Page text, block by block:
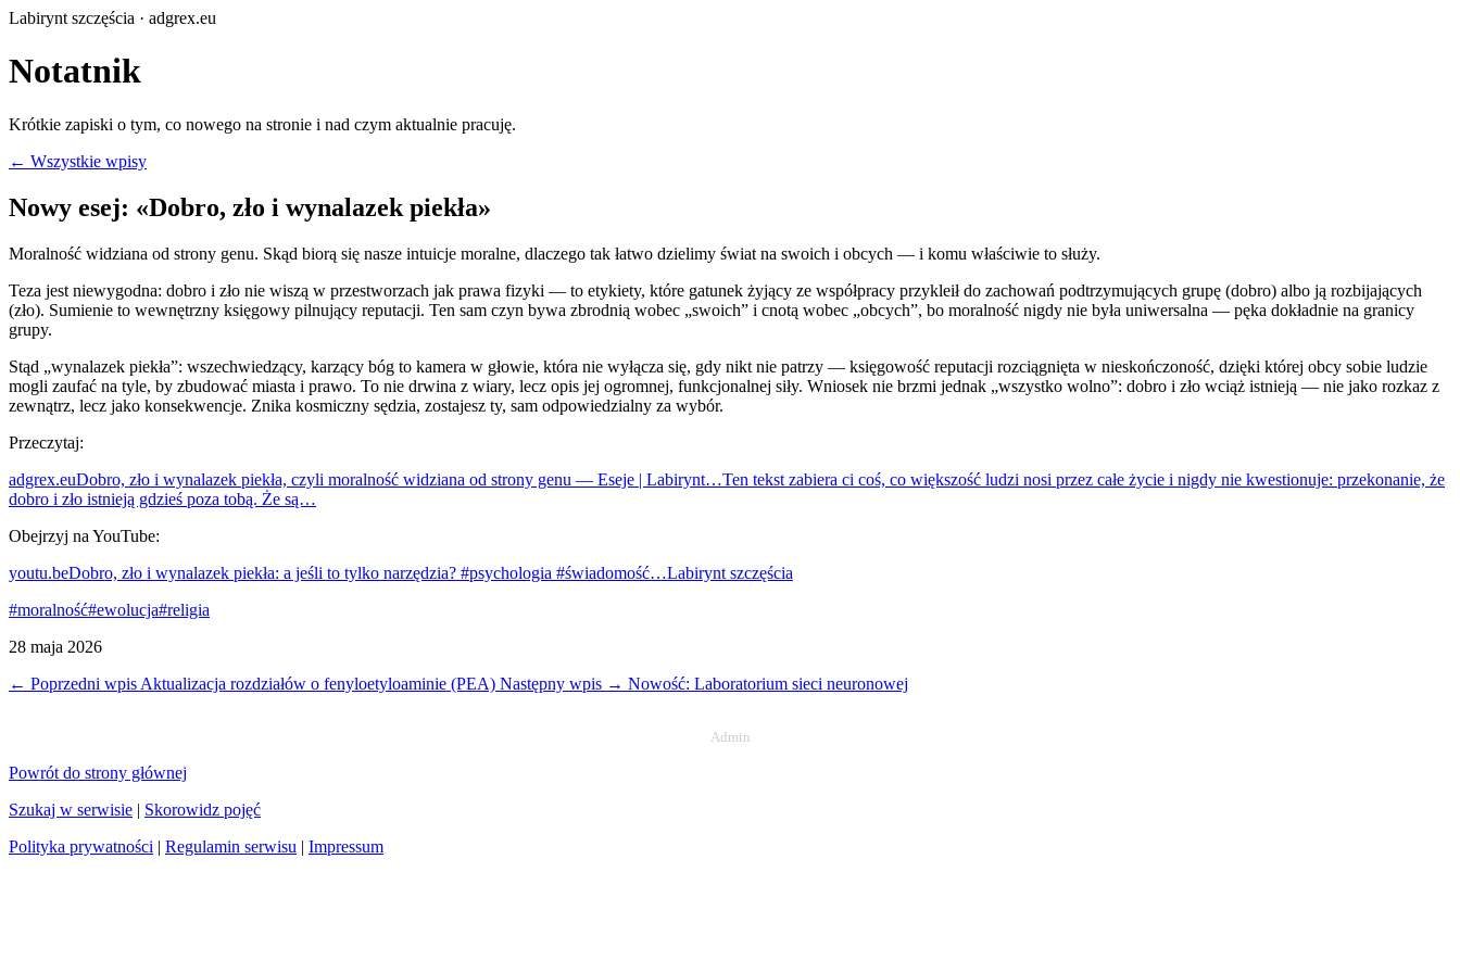
Labirynt szczęścia · adgrex.eu
Notatnik
Krótkie zapiski o tym, co nowego na stronie i nad czym aktualnie pracuję.
← Wszystkie wpisy
Nowy esej: «Dobro, zło i wynalazek piekła»
Moralność widziana od strony genu. Skąd biorą się nasze intuicje moralne, dlaczego tak łatwo dzielimy świat na swoich i obcych — i komu właściwie to służy.
Teza jest niewygodna: dobro i zło nie wiszą w przestworzach jak prawa fizyki — to etykiety, które gatunek żyjący ze współpracy przykleił do zachowań podtrzymujących grupę (dobro) albo ją rozbijających
(zło). Sumienie to wewnętrzny księgowy pilnujący reputacji. Ten sam czyn bywa zbrodnią wobec „swoich” i cnotą wobec „obcych”, bo moralność nigdy nie była uniwersalna — pęka dokładnie na granicy
grupy.
Stąd „wynalazek piekła”: wszechwiedzący, karzący bóg to kamera w głowie, która nie wyłącza się, gdy nikt nie patrzy — księgowość reputacji rozciągnięta w nieskończoność, dzięki której obcy sobie ludzie
mogli zaufać na tyle, by zbudować miasta i prawo. To nie drwina z wiary, lecz opis jej ogromnej, funkcjonalnej siły. Wniosek nie brzmi jednak „wszystko wolno”: dobro i zło wciąż istnieją — nie jako rozkaz z
zewnątrz, lecz jako konsekwencje. Znika kosmiczny sędzia, zostajesz ty, sam odpowiedzialny za wybór.
Przeczytaj:
adgrex.euDobro, zło i wynalazek piekła, czyli moralność widziana od strony genu — Eseje | Labirynt…Ten tekst zabiera ci coś, co większość ludzi nosi przez całe życie i nigdy nie kwestionuje: przekonanie, że
dobro i zło istnieją gdzieś poza tobą. Że są…
Obejrzyj na YouTube:
youtu.beDobro, zło i wynalazek piekła: a jeśli to tylko narzędzia? #psychologia #świadomość…Labirynt szczęścia
#moralność#ewolucja#religia
28 maja 2026
← Poprzedni wpis Aktualizacja rozdziałów o fenyloetyloaminie (PEA) Następny wpis → Nowość: Laboratorium sieci neuronowej
Admin
Powrót do strony głównej
Szukaj w serwisie | Skorowidz pojęć
Polityka prywatności | Regulamin serwisu | Impressum